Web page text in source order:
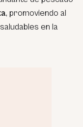
, promoviendo al
en la